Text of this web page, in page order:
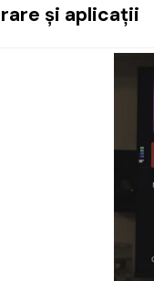
și aplicații